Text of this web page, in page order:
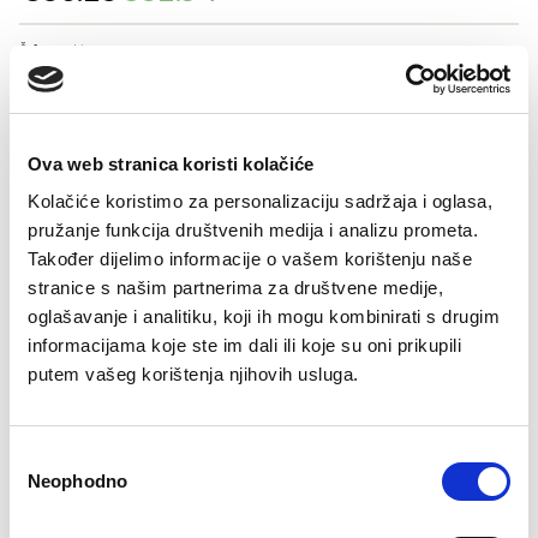
Ova web stranica koristi kolačiće
Kolačiće koristimo za personalizaciju sadržaja i oglasa,
pružanje funkcija društvenih medija i analizu prometa.
Također dijelimo informacije o vašem korištenju naše
stranice s našim partnerima za društvene medije,
oglašavanje i analitiku, koji ih mogu kombinirati s drugim
informacijama koje ste im dali ili koje su oni prikupili
putem vašeg korištenja njihovih usluga.
Selection
Neophodno
price
was:
€56.25.
price
is:
€32.94.
Šifra artikla: SLO-GD12907-000
BOJA
VELIČNA
36 38 40 42 44
- + DODAJTE U KORPU
gotovo!